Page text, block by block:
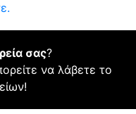
σας?
να λάβετε το